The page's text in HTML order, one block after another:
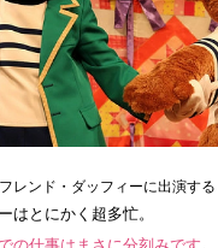
レンド・ダッフィーに出演す
はとにかく超多忙。